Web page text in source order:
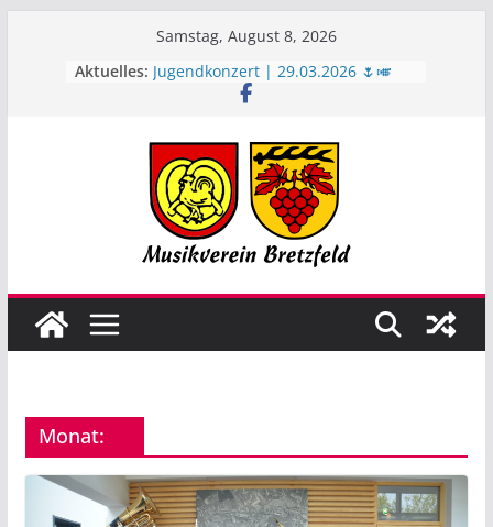
Samstag, August 8, 2026
Aktuelles: Jugendkonzert | 29.03.2026 🌷🎺
Bretzfelder Musikfescht 2026 🙌🌞
Juni-Rückblick ☀️
Geburtstagsständchen zum 90.
Geburtstag 🎉
Jubilarfeier | 17.04.2026🥂🙌
Monat: